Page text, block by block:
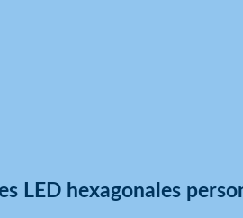
LED hexagonales